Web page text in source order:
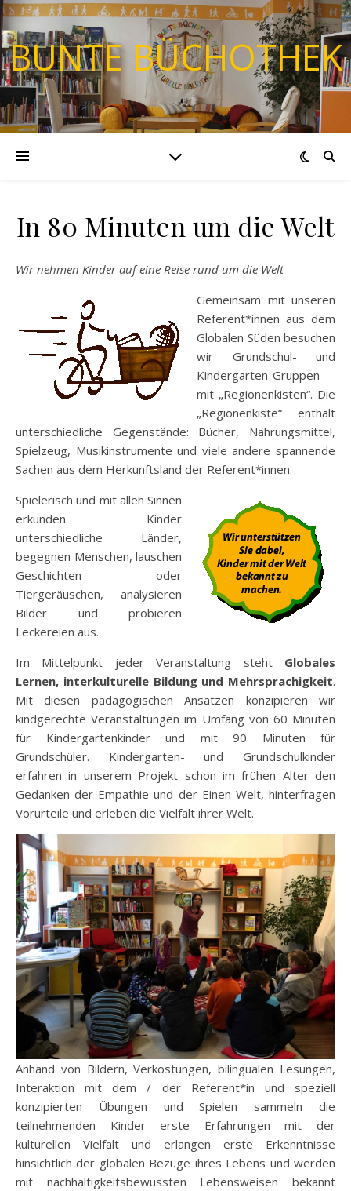
BUNTE BÜCHOTHEK
In 80 Minuten um die Welt
Wir nehmen Kinder auf eine Reise rund um die Welt
Gemeinsam mit unseren
Referent*innen aus dem
Globalen Süden besuchen
wir Grundschul- und
Kindergarten-Gruppen
mit „Regionenkisten“. Die
„Regionenkiste“ enthält
unterschiedliche Gegenstände: Bücher, Nahrungsmittel,
Spielzeug, Musikinstrumente und viele andere spannende
Sachen aus dem Herkunftsland der Referent*innen.
Spielerisch und mit allen Sinnen
erkunden Kinder
unterschiedliche Länder,
begegnen Menschen, lauschen
Geschichten oder
Tiergeräuschen, analysieren
Bilder und probieren
Leckereien aus.
Im Mittelpunkt jeder Veranstaltung steht Globales
Lernen, interkulturelle Bildung und Mehrsprachigkeit.
Mit diesen pädagogischen Ansätzen konzipieren wir
kindgerechte Veranstaltungen im Umfang von 60 Minuten
für Kindergartenkinder und mit 90 Minuten für
Grundschüler. Kindergarten- und Grundschulkinder
erfahren in unserem Projekt schon im frühen Alter den
Gedanken der Empathie und der Einen Welt, hinterfragen
Vorurteile und erleben die Vielfalt ihrer Welt.
Anhand von Bildern, Verkostungen, bilingualen Lesungen,
Interaktion mit dem / der Referent*in und speziell
konzipierten Übungen und Spielen sammeln die
teilnehmenden Kinder erste Erfahrungen mit der
kulturellen Vielfalt und erlangen erste Erkenntnisse
hinsichtlich der globalen Bezüge ihres Lebens und werden
mit nachhaltigkeitsbewussten Lebensweisen bekannt